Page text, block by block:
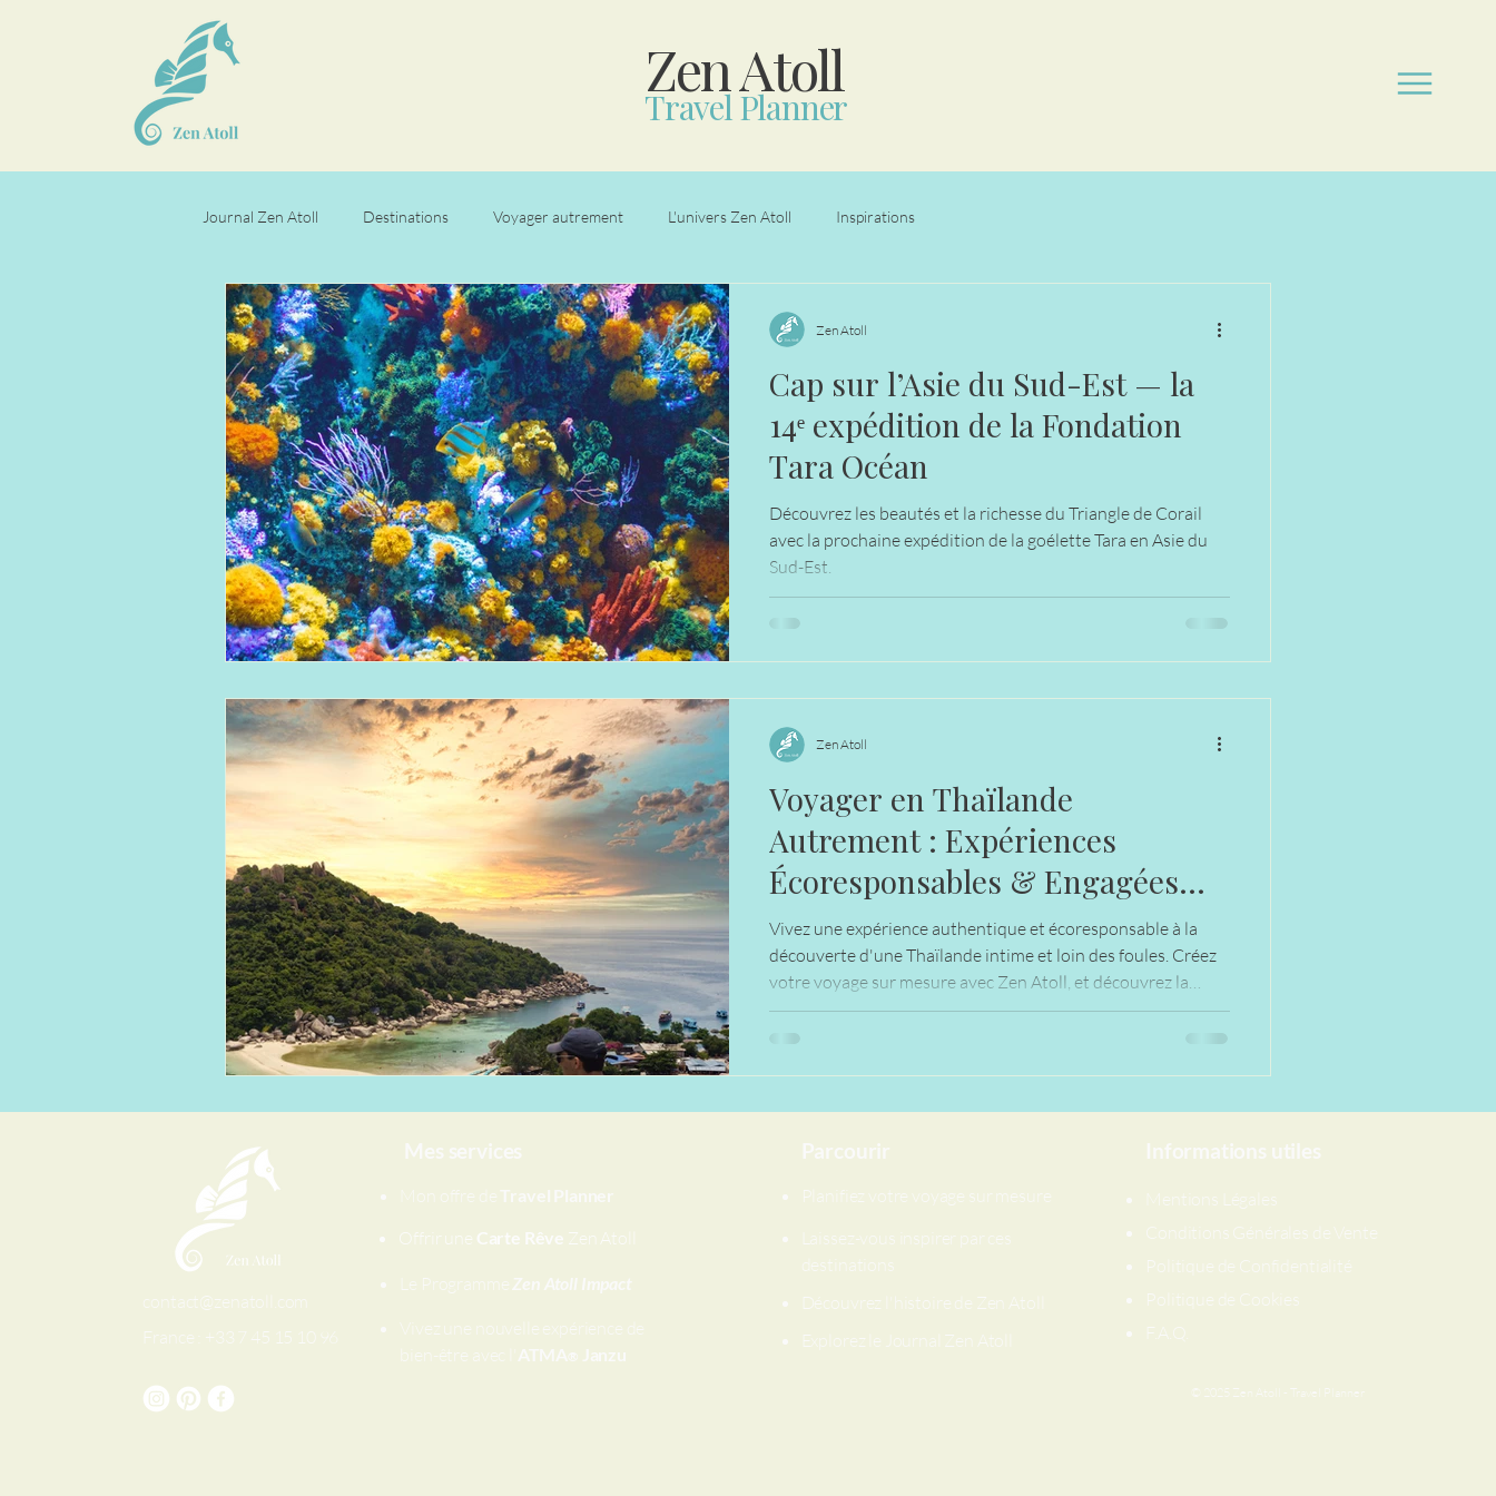
Zen Atoll
Travel Planner
Journal Zen Atoll Destinations Voyager autrement L'univers Zen Atoll Inspirations
Cap sur l’Asie du Sud-Est — la
14ᵉ expédition de la Fondation
Tara Océan
Découvrez les beautés et la richesse du Triangle de Corail
avec la prochaine expédition de la goélette Tara en Asie du
Sud-Est.
Zen Atoll
Voyager en Thaïlande
Autrement : Expériences
Écoresponsables & Engagées
avec Zen Atoll
Vivez une expérience authentique et écoresponsable à la
découverte d'une Thaïlande intime et loin des foules. Créez
votre voyage sur mesure avec Zen Atoll, et découvrez la
Thaïlande autrement, à votre rythme et en respectant vos
Zen Atoll
contact@zenatoll.com
France : +33 7 45 15 10 96
Mes services
Mon offre de Travel Planner
Offrir une Carte Rêve Zen Atoll
Le ProgrammeZen Atoll Impact
Vivez une nouvelle expérience de
bien-être avec l' ATMA ® Janzu
Parcourir
Planifiez votre voyage sur mesure
Laissez-vous inspirer par ces
destinations
Découvrez l'histoire de Zen Atoll
Explorez le Journal Zen Atoll
Informations utiles
Mentions Légales
Conditions Générales de Vente
Politique de Confidentialité
Politique de Cookies
​F.A.Q.
© 2025 Zen Atoll - Travel Planner